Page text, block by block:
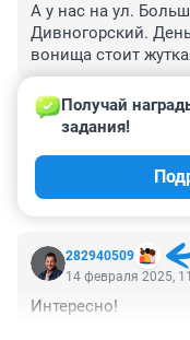
А у нас на ул.
Дивногорский.
вонища стоит
двум ж/м и
На жалобу реакции
написали нормально
Гость
Таких беспределов
282940509
Получай
задания!
14 февраля 2025,
Интересно!